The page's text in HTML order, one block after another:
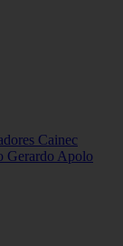
Cainec
Gerardo Apolo